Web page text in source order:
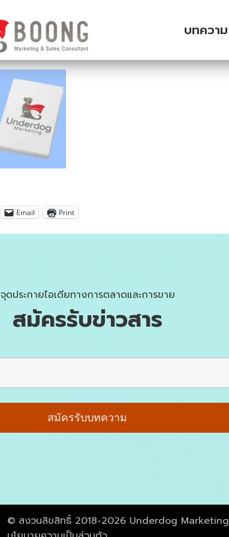
บทความ
Email Print
จุดประกายไอเดียทางการตลาดและการขาย
สมัครรับข่าวสาร
© สงวนลิขสิทธิ์ 2018-2026 Underdog Marketing